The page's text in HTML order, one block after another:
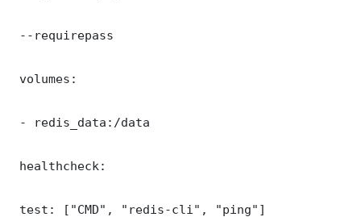
--requirepass
volumes:
- redis_data:/data
healthcheck:
test: ["CMD", "redis-cli", "ping"]